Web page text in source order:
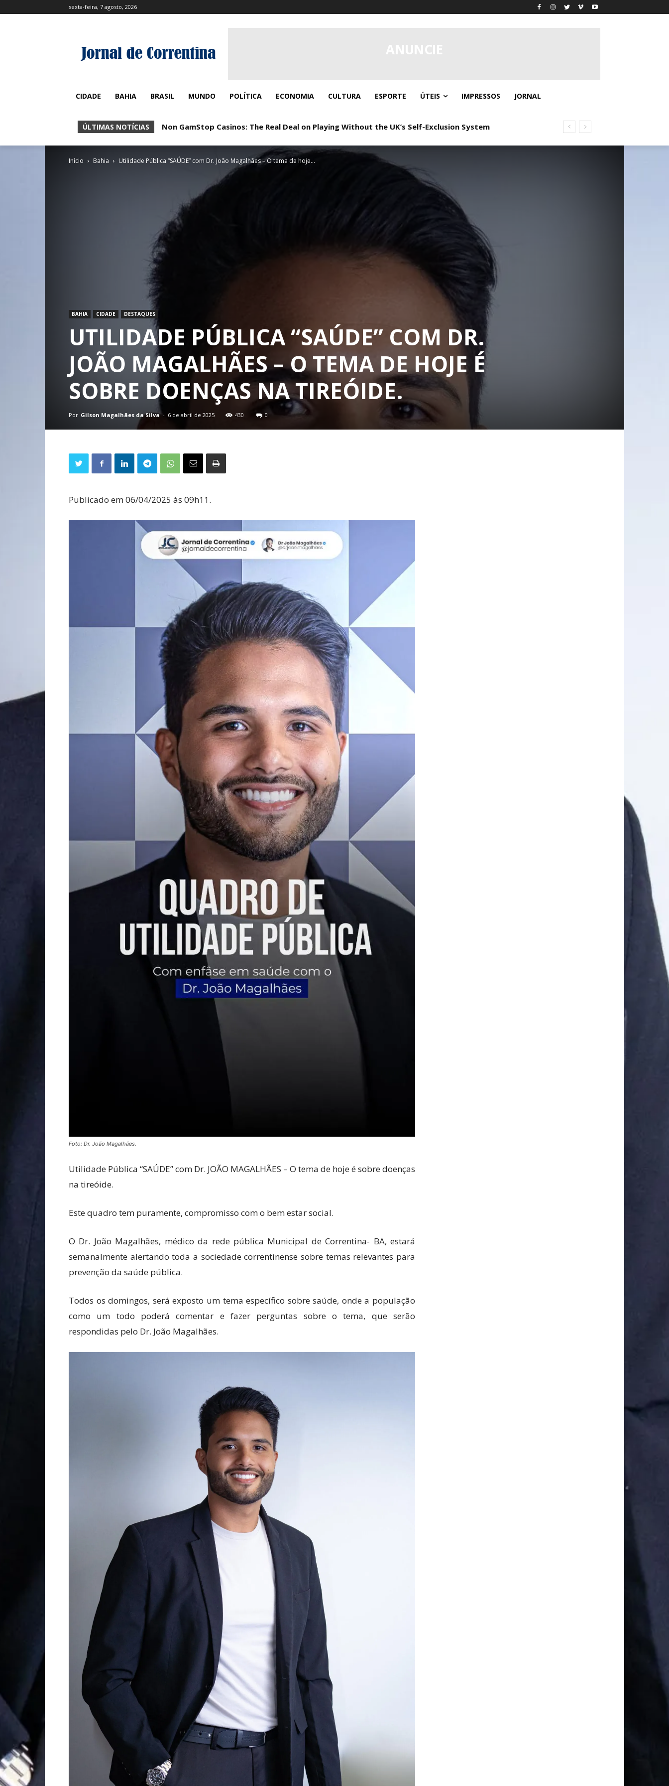
sexta-feira, 7 agosto, 2026
CIDADE BAHIA BRASIL MUNDO POLÍTICA ECONOMIA CULTURA ESPORTE ÚTEIS IMPRESSOS JORNAL
ÚLTIMAS NOTÍCIAS Non GamStop Casinos: The Real Deal on Playing Without the UK’s Self-Exclusion System
No KYC Casinos: Real Play, Zero Paperwork
Início Bahia Utilidade Pública “SAÚDE” com Dr. João Magalhães – O tema de hoje...
BAHIA CIDADE DESTAQUES
UTILIDADE PÚBLICA “SAÚDE” COM DR.
JOÃO MAGALHÃES – O TEMA DE HOJE É
SOBRE DOENÇAS NA TIREÓIDE.
Por Gilson Magalhães da Silva - 6 de abril de 2025 430 0
Publicado em 06/04/2025 às 09h11.
Foto: Dr. João Magalhães.
Utilidade Pública “SAÚDE” com Dr. JOÃO MAGALHÃES – O tema de hoje é sobre doenças
na tireóide.
Este quadro tem puramente, compromisso com o bem estar social.
O Dr. João Magalhães, médico da rede pública Municipal de Correntina- BA, estará
semanalmente alertando toda a sociedade correntinense sobre temas relevantes para
prevenção da saúde pública.
Todos os domingos, será exposto um tema específico sobre saúde, onde a população
como um todo poderá comentar e fazer perguntas sobre o tema, que serão
respondidas pelo Dr. João Magalhães.